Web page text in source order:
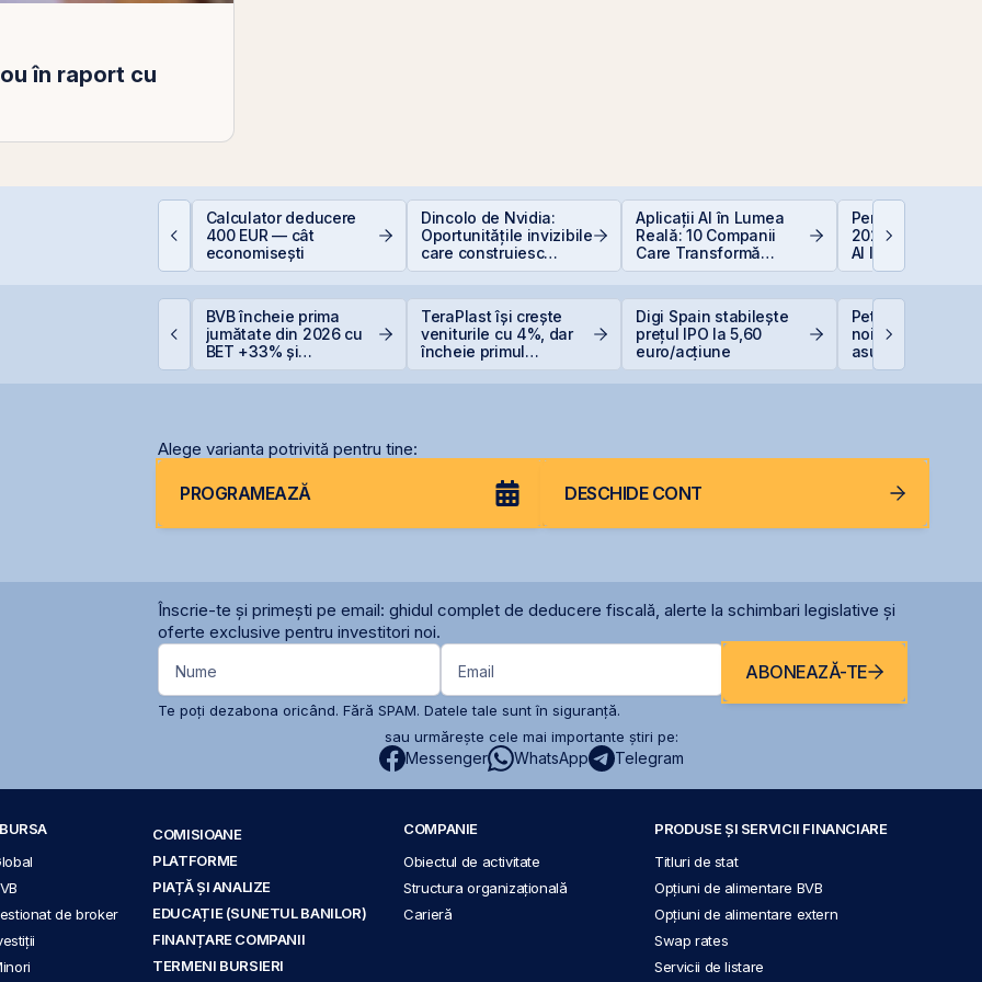
în raport cu
Calculator deducere
400 EUR — cât
economisești
Dincolo de Nvidia:
Oportunitățile invizibile
care construiesc
viitorul AI
Aplicații AI în Lumea
Reală: 10 Companii
Care Transformă
Industriile
Perspective
2026: De la
AI la Noua
Economică
BVB încheie prima
jumătate din 2026 cu
BET +33% și
TeraPlast își crește
veniturile cu 4%, dar
încheie primul
Digi Spain stabilește
prețul IPO la 5,60
euro/acțiune
Petrolul urcă
noile lovituri ale
asupra Iranului
Alege varianta potrivită pentru tine:
PROGRAMEAZĂ DESCHIDE CONT
Înscrie-te și primești pe email: ghidul complet de deducere fiscală, alerte la schimbari legislative și
oferte exclusive pentru investitori noi.
Nume Email ABONEAZĂ-TE
Te poți dezabona oricând. Fără SPAM. Datele tale sunt în siguranță.
sau urmărește cele mai importante știri pe:
Messenger WhatsApp Telegram
de broker
COMISIOANE
PLATFORME
PIAȚĂ ȘI ANALIZE
EDUCAȚIE (SUNETUL BANILOR)
FINANȚARE COMPANII
TERMENI BURSIERI
COMPANIE
Obiectul de activitate
Structura organizațională
Carieră
PRODUSE ȘI SERVICII FINANCIARE
Titluri de stat
Opțiuni de alimentare BVB
Opțiuni de alimentare extern
Swap rates
Servicii de listare